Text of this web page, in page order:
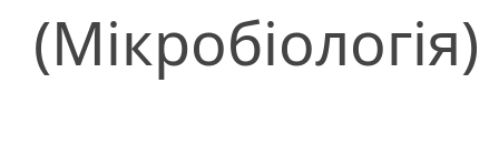
(Мікробіологія)